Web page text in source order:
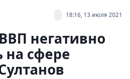
18:16, 13 июля 2021
негативно
на сфере